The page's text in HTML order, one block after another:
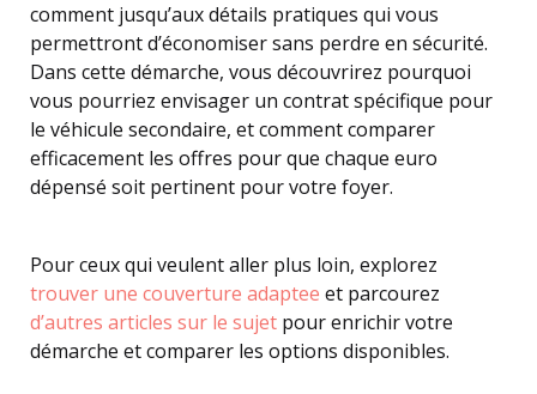
comment jusqu’aux détails pratiques qui vous
permettront d’économiser sans perdre en sécurité.
Dans cette démarche, vous découvrirez pourquoi
vous pourriez envisager un contrat spécifique pour
le véhicule secondaire, et comment comparer
efficacement les offres pour que chaque euro
dépensé soit pertinent pour votre foyer.
Pour ceux qui veulent aller plus loin, explorez
trouver une couverture adaptee et parcourez
d’autres articles sur le sujet pour enrichir votre
démarche et comparer les options disponibles.